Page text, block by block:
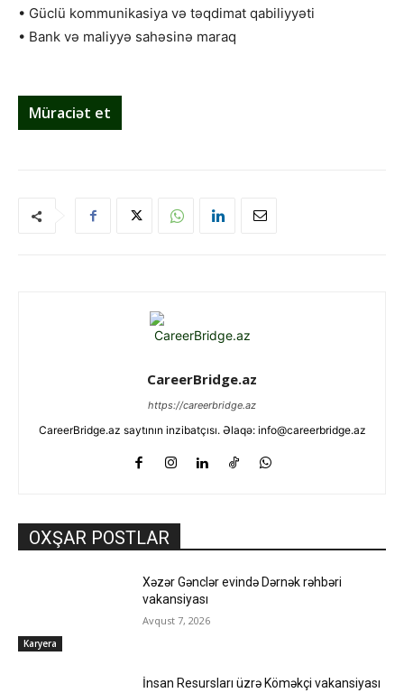
• Güclü kommunikasiya və təqdimat qabiliyyəti
• Bank və maliyyə sahəsinə maraq
Müraciət et
CareerBridge.az
https://careerbridge.az
CareerBridge.az saytının inzibatçısı. Əlaqə: info@careerbridge.az
OXŞAR POSTLAR
Karyera
Xəzər Gənclər evində Dərnək rəhbəri
vakansiyası
Avqust 7, 2026
İnsan Resursları üzrə Köməkçi vakansiyası